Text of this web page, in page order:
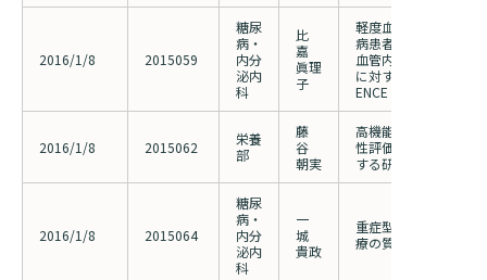
2016/1/8 2015059
糖尿
病・
内分
泌内
科
比
嘉
眞理
子
軽度血糖コントロー
病患者におけるダパ
血管内皮機能及び血
に対する有効性の検
ENCE ｓｔｕｄｙ）
2016/1/8 2015062
栄養
部
藤
谷
朝実
高機能性大麦食品の
性評価と糖尿病治療
する研究（2013030
2016/1/8 2015064
糖尿
病・
内分
泌内
科
一
城
貴政
重症型原発性アルド
療の質向上に資する